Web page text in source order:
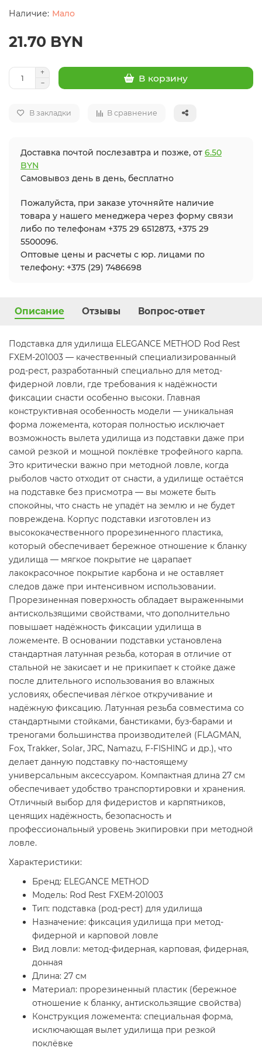
Мало
21.70 BYN
В корзину
В закладки В сравнение
Доставка почтой послезавтра и позже, от 6.50
BYN
Самовывоз день в день, бесплатно
Пожалуйста, при заказе уточняйте наличие
товара у нашего менеджера через форму связи
либо по телефонам +375 29 6512873, +375 29
5500096.
Оптовые цены и расчеты с юр. лицами по
телефону: +375 (29) 7486698
Описание Отзывы Вопрос-ответ
Подставка для удилища ELEGANCE METHOD Rod Rest
FXEM-201003 — качественный специализированный
род-рест, разработанный специально для метод-
фидерной ловли, где требования к надёжности
фиксации снасти особенно высоки. Главная
конструктивная особенность модели — уникальная
форма ложемента, которая полностью исключает
возможность вылета удилища из подставки даже при
самой резкой и мощной поклёвке трофейного карпа.
Это критически важно при методной ловле, когда
рыболов часто отходит от снасти, а удилище остаётся
на подставке без присмотра — вы можете быть
спокойны, что снасть не упадёт на землю и не будет
повреждена. Корпус подставки изготовлен из
высококачественного прорезиненного пластика,
который обеспечивает бережное отношение к бланку
удилища — мягкое покрытие не царапает
лакокрасочное покрытие карбона и не оставляет
следов даже при интенсивном использовании.
Прорезиненная поверхность обладает выраженными
антискользящими свойствами, что дополнительно
повышает надёжность фиксации удилища в
ложементе. В основании подставки установлена
стандартная латунная резьба, которая в отличие от
стальной не закисает и не прикипает к стойке даже
после длительного использования во влажных
условиях, обеспечивая лёгкое откручивание и
надёжную фиксацию. Латунная резьба совместима со
стандартными стойками, банстиками, буз-барами и
треногами большинства производителей (FLAGMAN,
Fox, Trakker, Solar, JRC, Namazu, F-FISHING и др.), что
делает данную подставку по-настоящему
универсальным аксессуаром. Компактная длина 27 см
обеспечивает удобство транспортировки и хранения.
Отличный выбор для фидеристов и карпятников,
ценящих надёжность, безопасность и
профессиональный уровень экипировки при методной
ловле.
Характеристики:
Бренд: ELEGANCE METHOD
Модель: Rod Rest FXEM-201003
Тип: подставка (род-рест) для удилища
Назначение: фиксация удилища при метод-
фидерной и карповой ловле
Вид ловли: метод-фидерная, карповая, фидерная,
донная
Длина: 27 см
Материал: прорезиненный пластик (бережное
отношение к бланку, антискользящие свойства)
Конструкция ложемента: специальная форма,
исключающая вылет удилища при резкой
поклёвке